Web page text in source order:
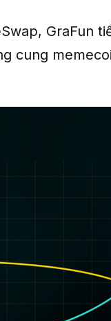
GraFun
cung